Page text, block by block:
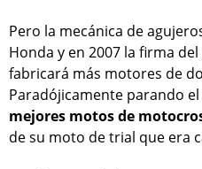
Pero la mecánica de
Honda y en 2007 la firma
fabricará más motores de
Paradójicamente parando
mejores motos de
de su moto de trial que era